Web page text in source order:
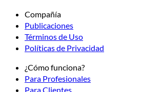
Compañía
Publicaciones
Términos de Uso
Políticas de Privacidad
¿Cómo funciona?
Para Profesionales
Para Clientes